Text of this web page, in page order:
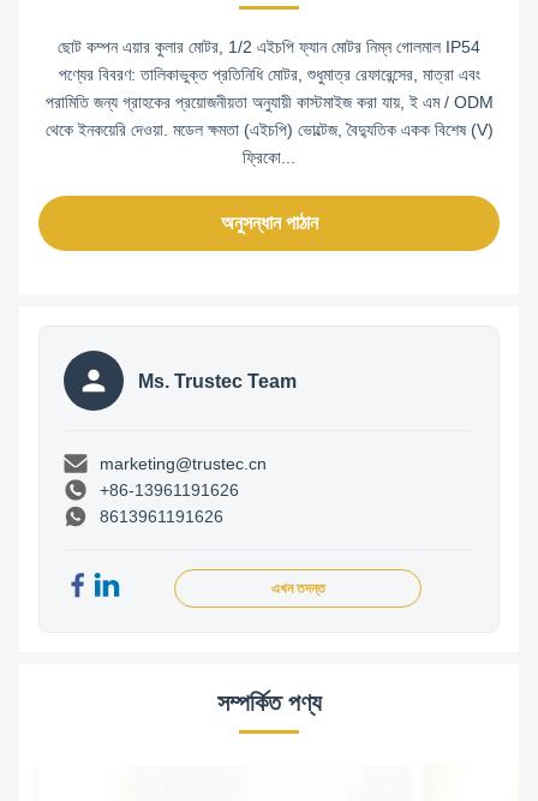
ছোট কম্পন এয়ার কুলার মোটর, 1/2 এইচপি ফ্যান মোটর নিম্ন গোলমাল IP54
পণ্যের বিবরণ: তালিকাভুক্ত প্রতিনিধি মোটর, শুধুমাত্র রেফারেন্সের, মাত্রা এবং
পরামিতি জন্য গ্রাহকের প্রয়োজনীয়তা অনুযায়ী কাস্টমাইজ করা যায়, ই এম / ODM
থেকে ইনকয়েরি দেওয়া. মডেল ক্ষমতা (এইচপি) ভোল্টেজ, বৈদ্যুতিক একক বিশেষ (V)
ফ্রিকো...
অনুসন্ধান পাঠান
Ms. Trustec Team
marketing@trustec.cn
+86-13961191626
8613961191626
এখন তদন্ত
সম্পর্কিত পণ্য